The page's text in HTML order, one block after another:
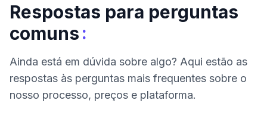
Respostas para perguntas
comuns:
Ainda está em dúvida sobre algo? Aqui estão as
respostas às perguntas mais frequentes sobre o
nosso processo, preços e plataforma.